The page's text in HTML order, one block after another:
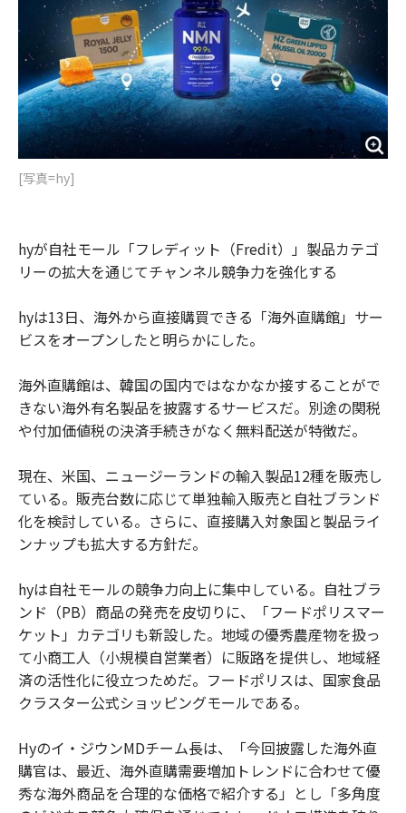
[写真=hy]
hyが自社モール「フレディット（Fredit）」製品カテゴ
リーの拡大を通じてチャンネル競争力を強化する
hyは13日、海外から直接購買できる「海外直購館」サー
ビスをオープンしたと明らかにした。
海外直購館は、韓国の国内ではなかなか接することがで
きない海外有名製品を披露するサービスだ。別途の関税
や付加価値税の決済手続きがなく無料配送が特徴だ。
現在、米国、ニュージーランドの輸入製品12種を販売し
ている。販売台数に応じて単独輸入販売と自社ブランド
化を検討している。さらに、直接購入対象国と製品ライ
ンナップも拡大する方針だ。
hyは自社モールの競争力向上に集中している。自社ブラ
ンド（PB）商品の発売を皮切りに、「フードポリスマー
ケット」カテゴリも新設した。地域の優秀農産物を扱っ
て小商工人（小規模自営業者）に販路を提供し、地域経
済の活性化に役立つためだ。フードポリスは、国家食品
クラスター公式ショッピングモールである。
Hyのイ・ジウンMDチーム長は、「今回披露した海外直
購官は、最近、海外直購需要増加トレンドに合わせて優
秀な海外商品を合理的な価格で紹介する」とし「多角度